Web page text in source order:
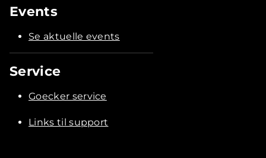
Events
Se aktuelle events
Service
Goecker service
Links til support